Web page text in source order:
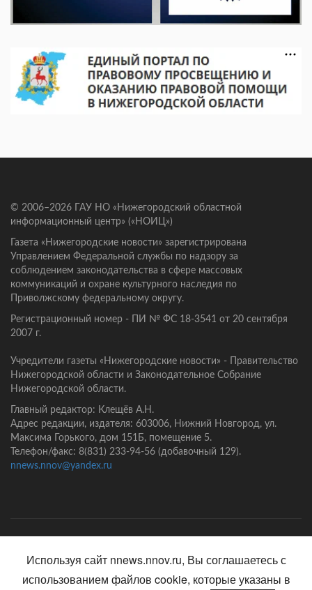
© 2006–2026 ГАУ НО «Нижегородский областной
информационный центр» («НОИЦ»)
Газета «Нижегородские новости» зарегистрирована
Управлением Федеральной службы по надзору за
соблюдением законодательства в сфере массовых
коммуникаций и охране культурного наследия по
Приволжскому федеральному округу.
Регистрационный номер - ПИ № ФС 18-3541 от 20 сентября
2007 г.
Учредители газеты «Нижегородские новости» - Правительство
Нижегородской области и Законодательное Собрание
Нижегородской области.
Главный редактор: Клещёв А.Н.
Адрес редакции, издателя: 603006, Нижний Новгород, ул.
Максима Горького, дом 151Б, помещение 5.
Телефон/факс: 8(831) 233-94-56 (добавочный 129).
nnews.nnov@yandex.ru
Используя сайт nnews.nnov.ru, Вы соглашаетесь с
использованием файлов cookie, которые указаны в